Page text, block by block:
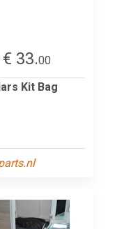
€ 33.00
Kit Bag